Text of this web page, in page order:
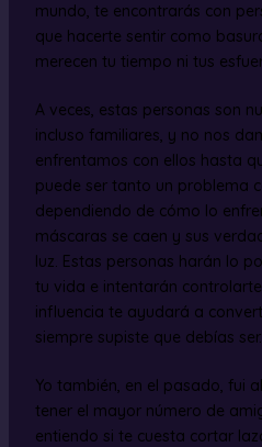
mundo, te encontrarás con
que hacerte sentir como
merecen tu tiempo ni tus
A veces, estas personas son
incluso familiares, y no nos
enfrentamos con ellos hasta
puede ser tanto un problema
dependiendo de cómo lo
máscaras se caen y sus
luz. Estas personas harán lo
tu vida e intentarán
influencia te ayudará a
siempre supiste que debías ser.
Yo también, en el pasado, fui
tener el mayor número de
entiendo si te cuesta cortar